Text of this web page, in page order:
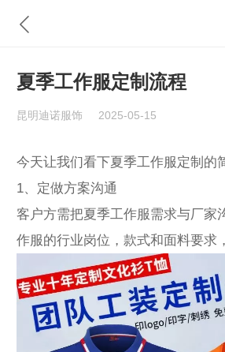
夏季工作服定制流程
昆明迪诺服饰 2025-05-15
今天让我们看下夏季工作服定制的
1、定做方案沟通
客户方需把夏季工作服需求与厂家
作服的行业岗位，款式和面料要求